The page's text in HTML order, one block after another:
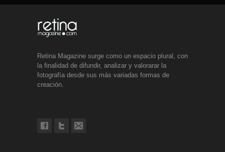
Retina Magazine surge como un espacio plural, con
la finalidad de difundir, analizar y valorarar la
fotografía desde sus más variadas formas de
creación.